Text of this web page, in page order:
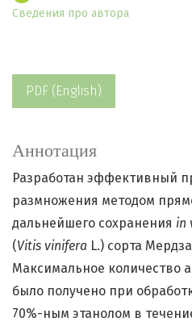
Сведения про автора
PDF (English)
Аннотация
Разработан эффективный
размножения методом
дальнейшего сохранения in
(Vitis vinifera L.) сорта
Максимальное количество
было получено при
70%-ным этанолом в